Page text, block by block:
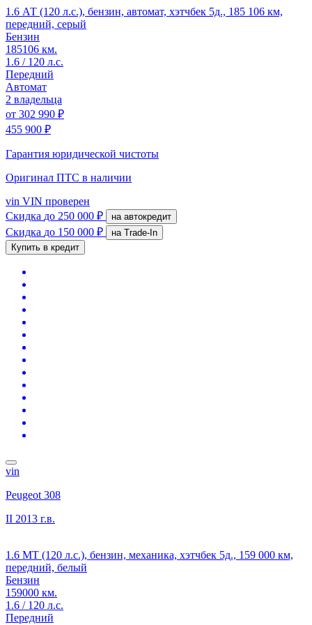
1.6 АТ (120 л.с.), бензин, автомат, хэтчбек 5д., 185 106 км,
передний, серый
Бензин
185106 км.
1.6 / 120 л.с.
Передний
Автомат
2 владельца
от 302 990 ₽
455 900 ₽
Гарантия юридической чистоты
Оригинал ПТС в наличии
vin VIN проверен
Скидка до 250 000 ₽ на автокредит
Скидка до 150 000 ₽
на Trade-In
Купить в кредит
vin
Peugeot 308
II 2013 г.в.
1.6 MT (120 л.с.), бензин, механика, хэтчбек 5д., 159 000 км,
передний, белый
Бензин
159000 км.
1.6 / 120 л.с.
Передний